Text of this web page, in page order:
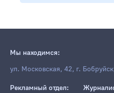
Мы находимся:
ул. Московская, 42, г.
Рекламный отдел: